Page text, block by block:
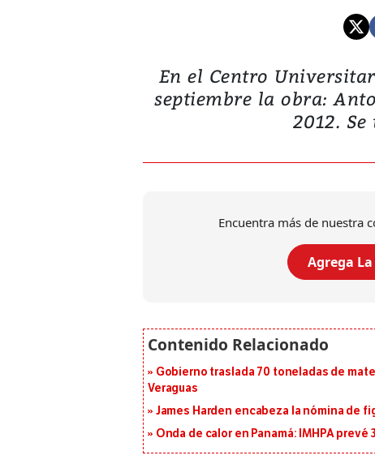
En el Centro
septiembre la obra:
2012.
Encuentra más de nuestra
Agrega
Gobierno traslada 70 toneladas de
Veraguas
James Harden encabeza la nómina de
Onda de calor en Panamá: IMHPA